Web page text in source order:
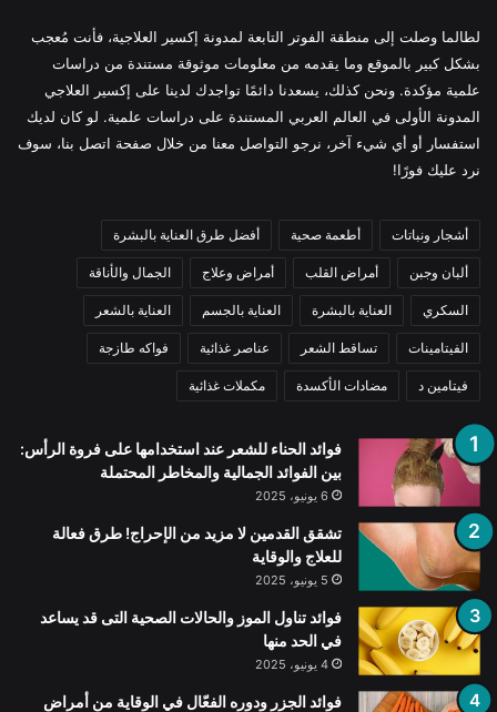
لطالما وصلت إلى منطقة الفوتر التابعة لمدونة إكسير العلاجية، فأنت مُعجب
بشكل كبير بالموقع وما يقدمه من معلومات موثوقة مستندة من دراسات
علمية مؤكدة. ونحن كذلك، يسعدنا دائمًا تواجدك لدينا على إكسير العلاجي
المدونة الأولى في العالم العربي المستندة على دراسات علمية. لو كان لديك
استفسار أو أي شيء آخر، نرجو التواصل معنا من خلال صفحة اتصل بنا، سوف
نرد عليك فورًا!
أشجار ونباتات أطعمة صحية أفضل طرق العناية بالبشرة
ألبان وجبن أمراض القلب أمراض وعلاج الجمال والأناقة
السكري العناية بالبشرة العناية بالجسم العناية بالشعر
الفيتامينات تساقط الشعر عناصر غذائية فواكه طازجة
فيتامين د مضادات الأكسدة مكملات غذائية
فوائد الحناء للشعر عند استخدامها على فروة الرأس:
بين الفوائد الجمالية والمخاطر المحتملة
6 يونيو، 2025
تشقق القدمين لا مزيد من الإحراج! طرق فعالة
للعلاج والوقاية
5 يونيو، 2025
فوائد تناول الموز والحالات الصحية التى قد يساعد
في الحد منها
4 يونيو، 2025
فوائد الجزر ودوره الفعّال في الوقاية من أمراض